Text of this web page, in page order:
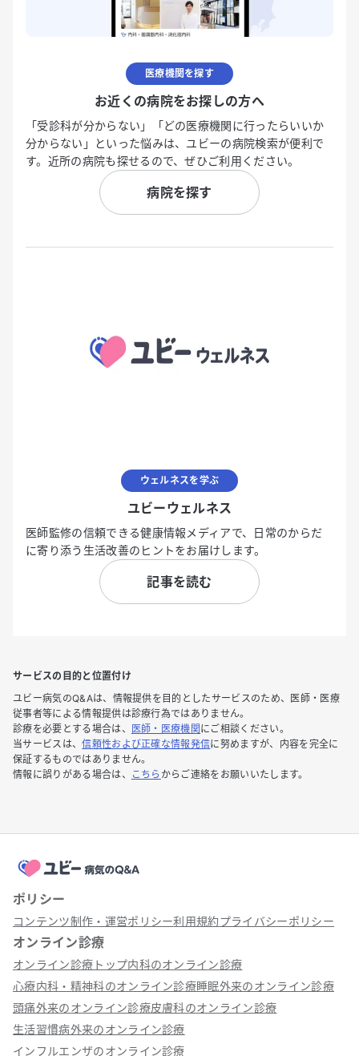
医療機関を探す
お近くの病院をお探しの方へ
「受診科が分からない」「どの医療機関に行ったらいいか
分からない」といった悩みは、ユビーの病院検索が便利で
す。近所の病院も探せるので、ぜひご利用ください。
病院を探す
ウェルネスを学ぶ
ユビーウェルネス
医師監修の信頼できる健康情報メディアで、日常のからだ
に寄り添う生活改善のヒントをお届けします。
記事を読む
サービスの目的と位置付け
ユビー病気のQ&Aは、情報提供を目的としたサービスのため、医師・医療
従事者等による情報提供は診療行為ではありません。
診療を必要とする場合は、
医師・医療機関 にご相談ください。
当サービスは、信頼性および正確な情報発信に努めますが、内容を完全に
保証するものではありません。
情報に誤りがある場合は、
こちら からご連絡をお願いいたします。
ポリシー
コンテンツ制作・運営ポリシー利用規約プライバシーポリシー
オンライン診療
オンライン診療トップ内科のオンライン診療
心療内科・精神科のオンライン診療睡眠外来のオンライン診療
頭痛外来のオンライン診療皮膚科のオンライン診療
生活習慣病外来のオンライン診療
インフルエンザのオンライン診療